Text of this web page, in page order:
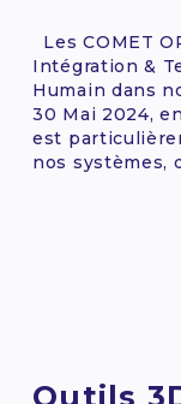
Les COMET
Intégration &
Humain dans
30 Mai 2024,
est
nos systèmes,
Outils